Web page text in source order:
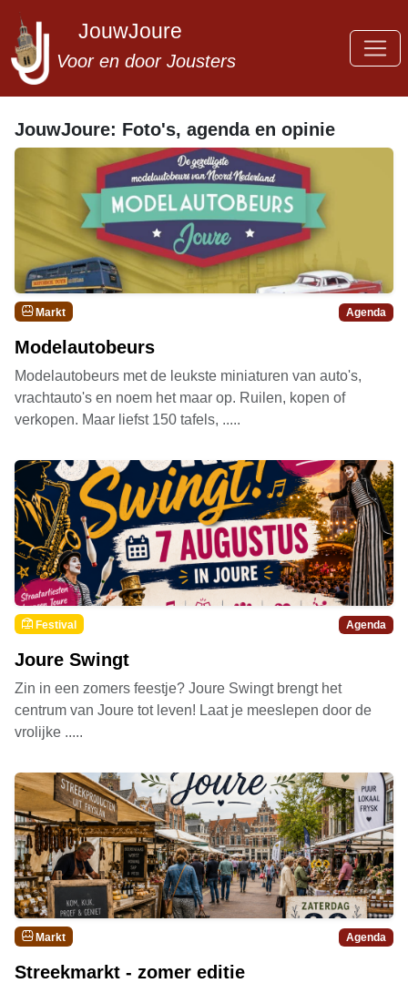
JouwJoure
Voor en door Jousters
JouwJoure: Foto's, agenda en opinie
Markt Agenda
Modelautobeurs
Modelautobeurs met de leukste miniaturen van auto's,
vrachtauto's en noem het maar op. Ruilen, kopen of
verkopen. Maar liefst 150 tafels, .....
Festival Agenda
Joure Swingt
Zin in een zomers feestje? Joure Swingt brengt het
centrum van Joure tot leven! Laat je meeslepen door de
vrolijke .....
Markt Agenda
Streekmarkt - zomer editie